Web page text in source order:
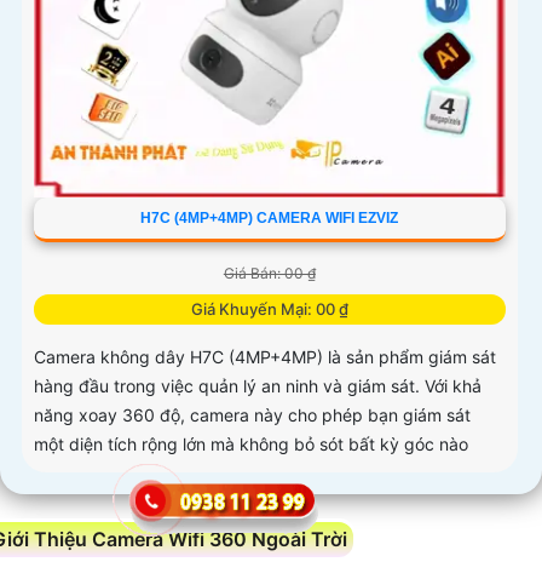
H7C (4MP+4MP) CAMERA WIFI EZVIZ
Giá Bán: 00 ₫
Giá Khuyến Mại: 00 ₫
Camera không dây H7C (4MP+4MP) là sản phẩm giám sát
hàng đầu trong việc quản lý an ninh và giám sát. Với khả
năng xoay 360 độ, camera này cho phép bạn giám sát
một diện tích rộng lớn mà không bỏ sót bất kỳ góc nào
Thiệu Camera Wifi 360 Ngoài Trời